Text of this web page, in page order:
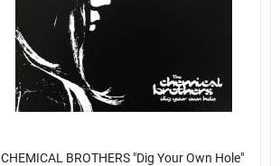
CHEMICAL BROTHERS "Dig Your Own Hole"